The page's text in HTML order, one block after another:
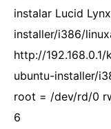
instalar Lucid
installer/i386/
http://
ubuntu-installer/
root = /dev/rd/0
6